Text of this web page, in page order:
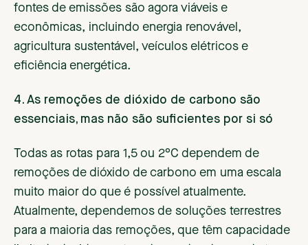
fontes de emissões são agora viáveis e
econômicas, incluindo energia renovável,
agricultura sustentável, veículos elétricos e
eficiência energética.
4. As remoções de dióxido de carbono são
essenciais, mas não são suficientes por si só
Todas as rotas para 1,5 ou 2°C dependem de
remoções de dióxido de carbono em uma escala
muito maior do que é possível atualmente.
Atualmente, dependemos de soluções terrestres
para a maioria das remoções, que têm capacidade